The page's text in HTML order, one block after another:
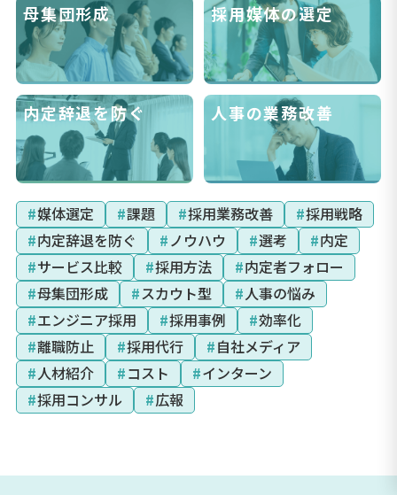
母集団形成 採用媒体の選定
内定辞退を防ぐ 人事の業務改善
#媒体選定 #課題 #採用業務改善 #採用戦略
#内定辞退を防ぐ #ノウハウ #選考 #内定
#サービス比較 #採用方法 #内定者フォロー
#母集団形成 #スカウト型 #人事の悩み
#エンジニア採用 #採用事例 #効率化
#離職防止 #採用代行 #自社メディア
#人材紹介 #コスト #インターン
#採用コンサル #広報